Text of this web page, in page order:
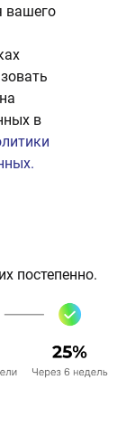
вашего
в
постепенно.